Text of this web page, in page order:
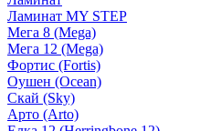
Ламинат MY STEP
Мега 8 (Mega)
Мега 12 (Mega)
Фортис (Fortis)
Оушен (Ocean)
Скай (Sky)
Арто (Arto)